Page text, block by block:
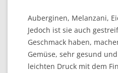
Auberginen, Melanzani,
Jedoch ist sie auch
Geschmack haben,
Gemüse, sehr gesund
leichten Druck mit dem